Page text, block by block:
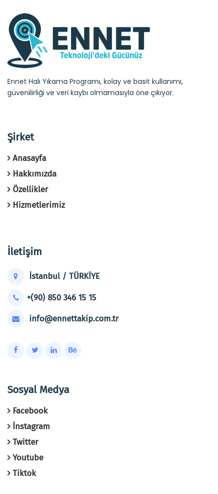
Ennet Halı Yıkama Programı, kolay ve basit kullanımı,
güvenilirliği ve veri kaybı olmamasıyla öne çıkıyor.
Şirket
Anasayfa
Hakkımızda
Özellikler
Hizmetlerimiz
İletişim
İstanbul / TÜRKİYE
+(90) 850 346 15 15
info@ennettakip.com.tr
Sosyal Medya
Facebook
İnstagram
Twitter
Youtube
Tiktok